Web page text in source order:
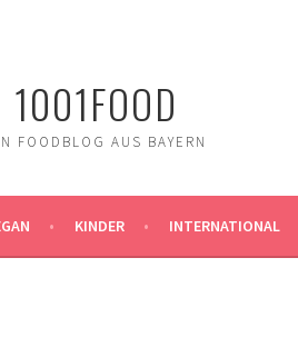
1001FOOD
FOODBLOG AUS BAYERN
KINDER INTERNATIONAL